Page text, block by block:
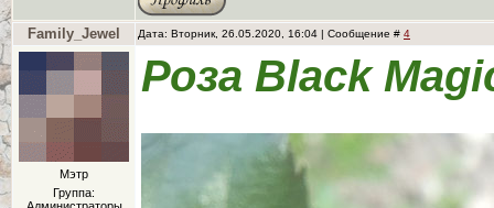
Family_Jewel Дата: Вторник, 26.05.2020, 16:04 | Сообщение # 4
Мэтр
Группа:
Роза Black